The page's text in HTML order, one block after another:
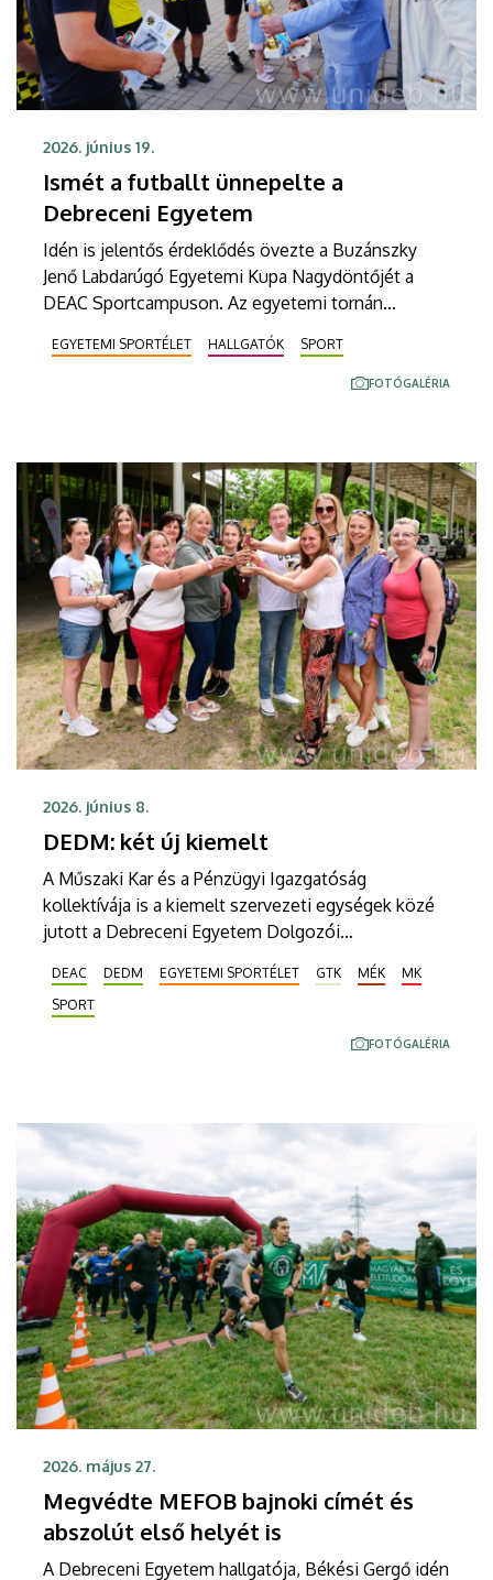
2026. június 19.
Ismét a futballt ünnepelte a
Debreceni Egyetem
Idén is jelentős érdeklődés övezte a Buzánszky
Jenő Labdarúgó Egyetemi Kupa Nagydöntőjét a
DEAC Sportcampuson. Az egyetemi tornán
Superliga, Női Liga, Kozma Mihály Futsal Egyetemi
EGYETEMI SPORTÉLET HALLGATÓK SPORT
FOTÓGALÉRIA
2026. június 8.
DEDM: két új kiemelt
A Műszaki Kar és a Pénzügyi Igazgatóság
kollektívája is a kiemelt szervezeti egységek közé
jutott a Debreceni Egyetem Dolgozói
egyetemi viadal májusi díjait már hagyományosan a
Dolgozói DErbi-n adták át.
DEAC DEDM EGYETEMI SPORTÉLET GTK MÉK
MK
SPORT
FOTÓGALÉRIA
2026. május 27.
Megvédte MEFOB bajnoki címét és
abszolút első helyét is
A Debreceni Egyetem hallgatója, Békési Gergő idén